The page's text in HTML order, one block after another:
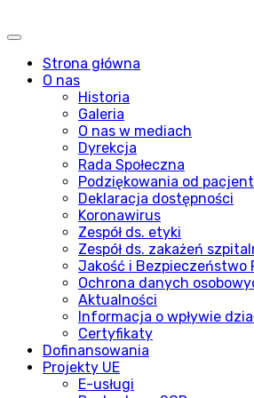
Strona główna
O nas
Historia
Galeria
O nas w mediach
Dyrekcja
Rada Społeczna
Podziękowania od
Deklaracja dostępności
Koronawirus
Zespół ds. etyki
Zespół ds. zakażeń
Jakość i Bezpieczeństwo
Ochrona danych
Aktualności
Informacja o wpływie
Certyfikaty
Dofinansowania
Projekty UE
E-usługi